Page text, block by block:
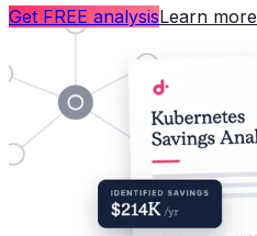
Get FREE analysisLearn more